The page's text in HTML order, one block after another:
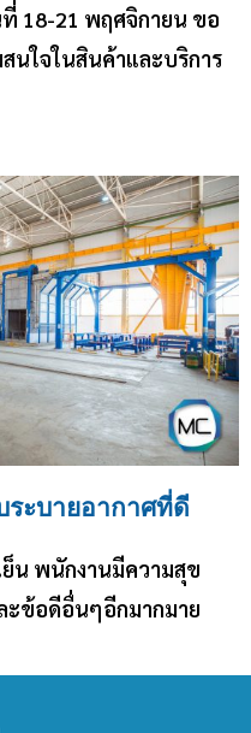
18-21 พฤศจิกายน ขอ
ใจในสินค้าและบริการ
ะบายอากาศที่ดี
ย็น พนักงานมีความสุข
ะข้อดีอื่นๆอีกมากมาย